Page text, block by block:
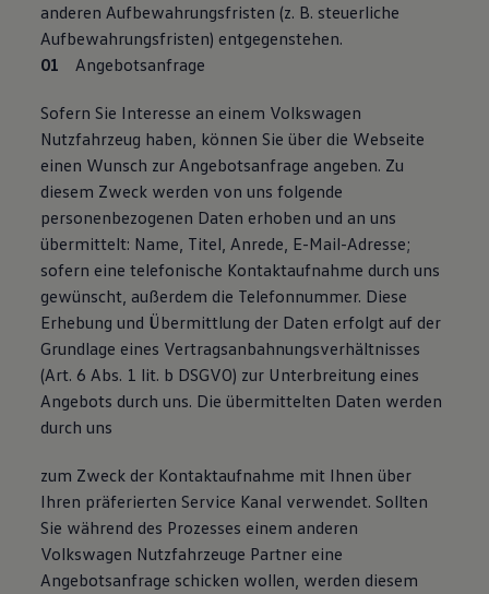
anderen Aufbewahrungsfristen (z. B. steuerliche
Aufbewahrungsfristen) entgegenstehen.
Angebotsanfrage
Sofern Sie Interesse an einem Volkswagen
Nutzfahrzeug haben, können Sie über die Webseite
einen Wunsch zur Angebotsanfrage angeben. Zu
diesem Zweck werden von uns folgende
personenbezogenen Daten erhoben und an uns
übermittelt: Name, Titel, Anrede, E-Mail-Adresse;
sofern eine telefonische Kontaktaufnahme durch uns
gewünscht, außerdem die Telefonnummer. Diese
Erhebung und Übermittlung der Daten erfolgt auf der
Grundlage eines Vertragsanbahnungsverhältnisses
(Art. 6 Abs. 1 lit. b DSGVO) zur Unterbreitung eines
Angebots durch uns. Die übermittelten Daten werden
durch uns
zum Zweck der Kontaktaufnahme mit Ihnen über
Ihren präferierten Service Kanal verwendet. Sollten
Sie während des Prozesses einem anderen
Volkswagen Nutzfahrzeuge Partner eine
Angebotsanfrage schicken wollen, werden diesem